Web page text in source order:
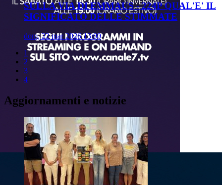
SULLA VIA DI EMMAUS - 224P QUAL'E' IL
SIGNIFICATO DELLE STIMMATE
dom, 22 mar 2026 13:00
1
2
3
4
Aggiornamenti e notizie